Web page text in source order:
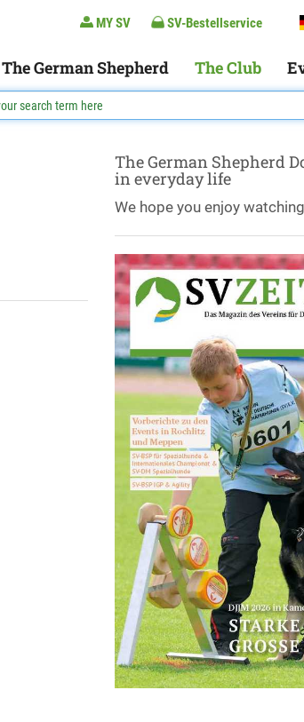
MY SV SV-Bestellservice
The German Shepherd The Club
The German Shepherd
in everyday life
We hope you enjoy